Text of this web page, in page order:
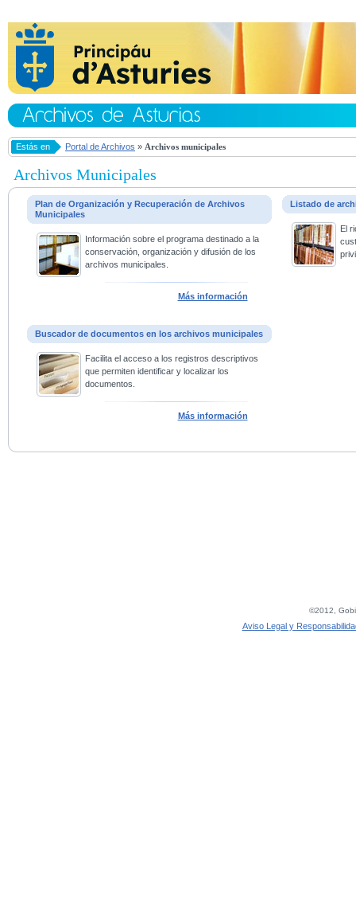
Estás en Portal de Archivos » Archivos municipales
Archivos Municipales
Plan de Organización y Recuperación de Archivos
Municipales
Información sobre el programa destinado a la
conservación, organización y difusión de los
archivos municipales.
Más información
Listado de
El
Buscador de documentos en los archivos municipales
Facilita el acceso a los registros descriptivos
que permiten identificar y localizar los
documentos.
Más información
©2012,
Aviso Legal y